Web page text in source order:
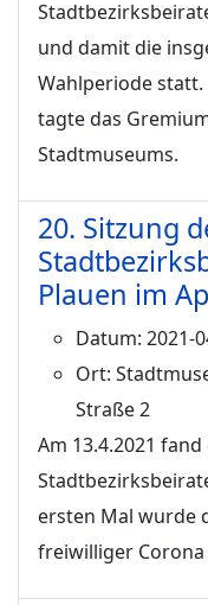
und damit die
Wahlperiode
tagte das
Stadtmuseums.
20. Sitzung
Plauen im
Datum: 2021-
Ort:
Straße 2
Am 13.4.2021
ersten Mal wurde
freiwilliger Corona